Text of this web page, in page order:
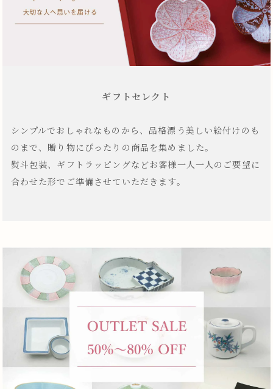
ギフトセレクト
シンプルでおしゃれなものから、品格漂う美しい絵付けのも
のまで、贈り物にぴったりの商品を集めました。
熨斗包装、ギフトラッピングなどお客様一人一人のご要望に
合わせた形でご準備させていただきます。